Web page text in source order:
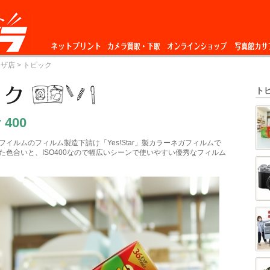
ネットプリント
カメラ買取・下
オンラインショップ 写真館カサ
店 > トピック
400
イルムのフィルム製造下請け「Yes!Star」製カラーネガフィルムで
色合いと、ISO400なので幅広いシーンで使いやすい優秀なフィルム
ト